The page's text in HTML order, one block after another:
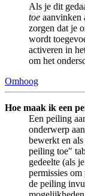
Als je dit
toe aanvinken
zorgen dat je
wordt
activeren in
om het
Omhoog
Hoe maak ik een
Een peiling
onderwerp
bewerkt en
peiling toe"
gedeelte (als
permissies
de peiling